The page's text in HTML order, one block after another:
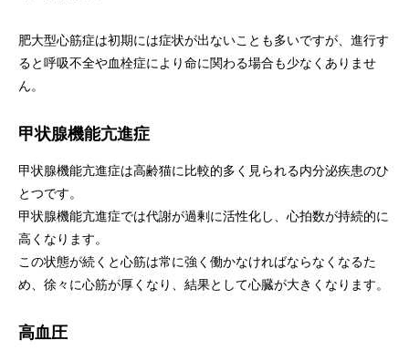
肥大型心筋症は初期には症状が出ないことも多いですが、進行す
ると呼吸不全や血栓症により命に関わる場合も少なくありませ
ん。
甲状腺機能亢進症
甲状腺機能亢進症は高齢猫に比較的多く見られる内分泌疾患のひ
とつです。
甲状腺機能亢進症では代謝が過剰に活性化し、心拍数が持続的に
高くなります。
この状態が続くと心筋は常に強く働かなければならなくなるた
め、徐々に心筋が厚くなり、結果として心臓が大きくなります。
高血圧